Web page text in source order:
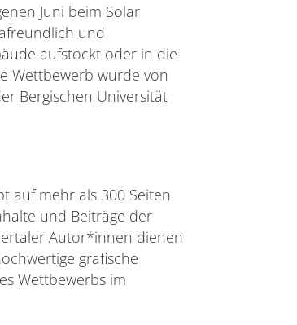
Juni beim Solar
und
aufstockt oder in die
Wettbewerb wurde von
Bergischen Universität
auf mehr als 300 Seiten
und Beiträge der
Autor*innen dienen
grafische
Wettbewerbs im